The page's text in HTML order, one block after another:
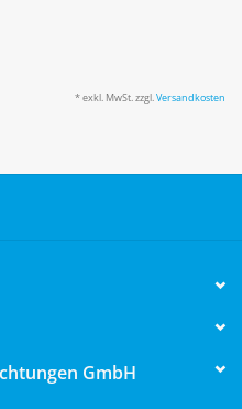
* exkl. MwSt. zzgl.Versandkosten
GmbH